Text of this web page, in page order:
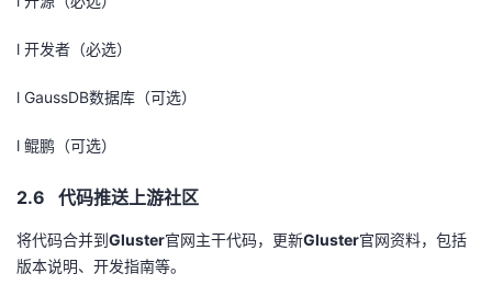
l 开发者（必选）
l GaussDB数据库（可选）
l 鲲鹏（可选）
2.6 代码推送上游社区
将代码合并到Gluster官网主干代码，更新Gluster官网资料，包括
版本说明、开发指南等。